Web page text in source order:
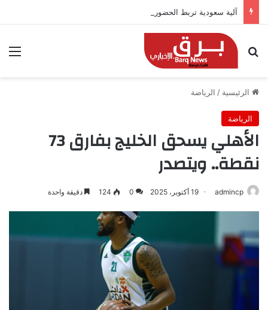
آلية سعودية تربط الحضور باجتياز الدورات
بحث عن
الرئيسية / الرياضة
الرياضة
الأهلي يسحق الخليج بفارق 73
نقطة.. ويتصدر
admincp 19 أكتوبر، 2025 0
124 دقيقة واحدة